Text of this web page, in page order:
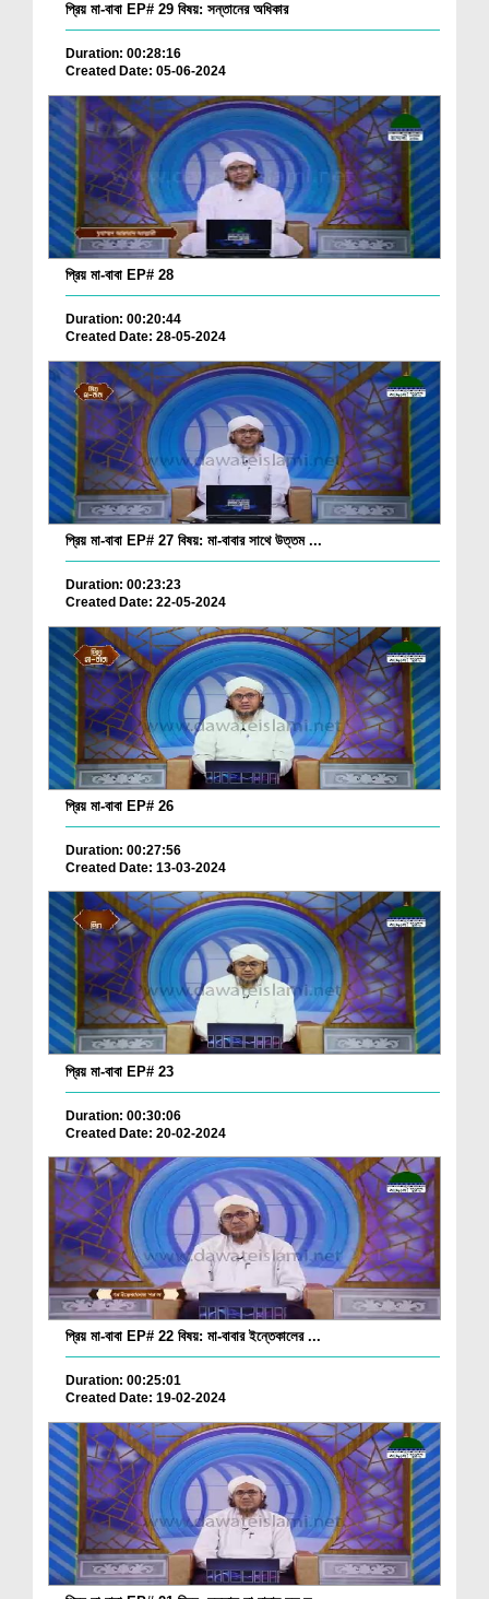
প্রিয় মা-বাবা EP# 29 বিষয়: সন্তানের অধিকার
Duration: 00:28:16
Created Date: 05-06-2024
প্রিয় মা-বাবা EP# 28
Duration: 00:20:44
Created Date: 28-05-2024
প্রিয় মা-বাবা EP# 27 বিষয়: মা-বাবার সাথে উত্তম ...
Duration: 00:23:23
Created Date: 22-05-2024
প্রিয় মা-বাবা EP# 26
Duration: 00:27:56
Created Date: 13-03-2024
প্রিয় মা-বাবা EP# 23
Duration: 00:30:06
Created Date: 20-02-2024
প্রিয় মা-বাবা EP# 22 বিষয়: মা-বাবার ইন্তেকালের ...
Duration: 00:25:01
Created Date: 19-02-2024